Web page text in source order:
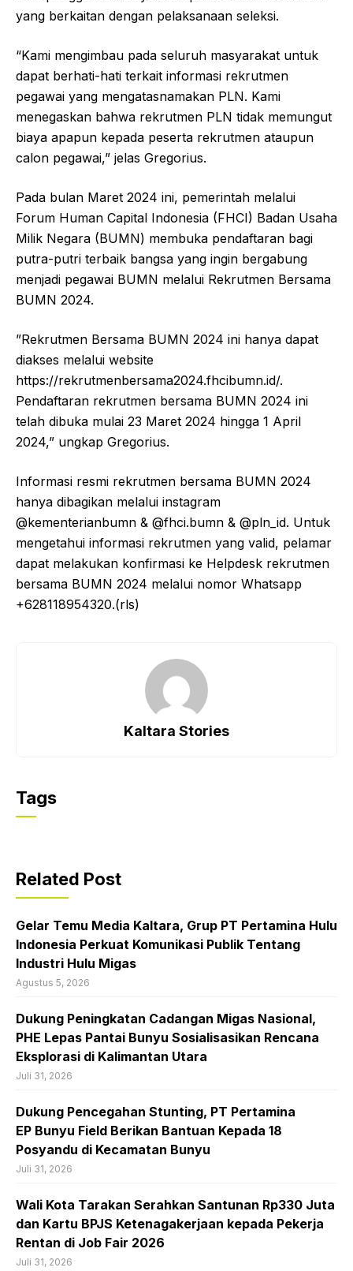
yang berkaitan dengan pelaksanaan seleksi.
“Kami mengimbau pada seluruh masyarakat untuk
dapat berhati-hati terkait informasi rekrutmen
pegawai yang mengatasnamakan PLN. Kami
menegaskan bahwa rekrutmen PLN tidak memungut
biaya apapun kepada peserta rekrutmen ataupun
calon pegawai,” jelas Gregorius.
Pada bulan Maret 2024 ini, pemerintah melalui
Forum Human Capital Indonesia (FHCI) Badan Usaha
Milik Negara (BUMN) membuka pendaftaran bagi
putra-putri terbaik bangsa yang ingin bergabung
menjadi pegawai BUMN melalui Rekrutmen Bersama
BUMN 2024.
”Rekrutmen Bersama BUMN 2024 ini hanya dapat
diakses melalui website
https://rekrutmenbersama2024.fhcibumn.id/.
Pendaftaran rekrutmen bersama BUMN 2024 ini
telah dibuka mulai 23 Maret 2024 hingga 1 April
2024,” ungkap Gregorius.
Informasi resmi rekrutmen bersama BUMN 2024
hanya dibagikan melalui instagram
@kementerianbumn & @fhci.bumn & @pln_id. Untuk
mengetahui informasi rekrutmen yang valid, pelamar
dapat melakukan konfirmasi ke Helpdesk rekrutmen
bersama BUMN 2024 melalui nomor Whatsapp
+628118954320.(rls)
Kaltara Stories
Tags
Related Post
Gelar Temu Media Kaltara, Grup PT Pertamina Hulu
Indonesia Perkuat Komunikasi Publik Tentang
Industri Hulu Migas
Agustus 5, 2026
Dukung Peningkatan Cadangan Migas Nasional,
PHE Lepas Pantai Bunyu Sosialisasikan Rencana
Eksplorasi di Kalimantan Utara
Juli 31, 2026
Dukung Pencegahan Stunting, PT Pertamina
EP Bunyu Field Berikan Bantuan Kepada 18
Posyandu di Kecamatan Bunyu
Juli 31, 2026
Wali Kota Tarakan Serahkan Santunan Rp330 Juta
dan Kartu BPJS Ketenagakerjaan kepada Pekerja
Rentan di Job Fair 2026
Juli 31, 2026